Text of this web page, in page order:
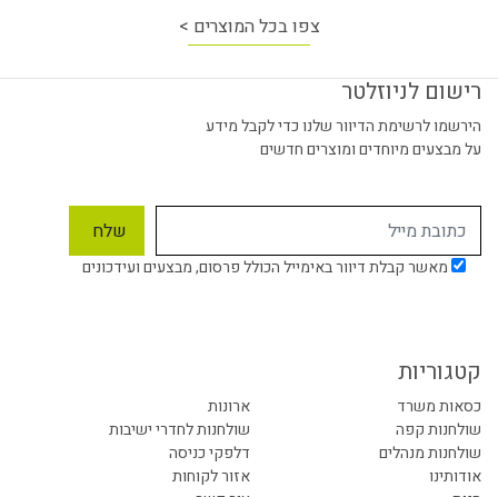
צפו בכל המוצרים >
רישום לניוזלטר
הירשמו לרשימת הדיוור שלנו כדי לקבל מידע
על מבצעים מיוחדים ומוצרים חדשים
מאשר קבלת דיוור באימייל הכולל פרסום, מבצעים ועידכונים
קטגוריות
כסאות משרד
ארונות
שולחנות קפה
שולחנות לחדרי ישיבות
שולחנות מנהלים
דלפקי כניסה
אודותינו
אזור לקוחות